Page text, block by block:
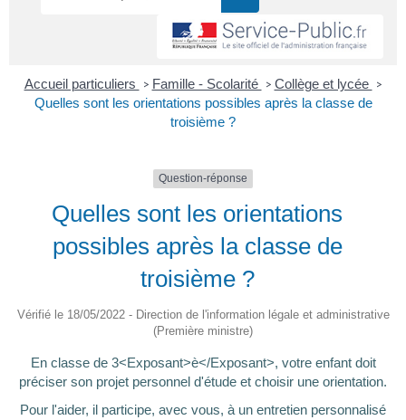
Accueil particuliers > Famille - Scolarité > Collège et lycée >
Quelles sont les orientations possibles après la classe de
troisième ?
Question-réponse
Quelles sont les orientations
possibles après la classe de
troisième ?
Vérifié le 18/05/2022 - Direction de l'information légale et administrative
(Première ministre)
En classe de 3<Exposant>è</Exposant>, votre enfant doit
préciser son projet personnel d'étude et choisir une orientation.
Pour l'aider, il participe, avec vous, à un entretien personnalisé